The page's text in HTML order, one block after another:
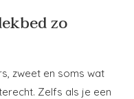
zo
zweet en soms wat
Zelfs als je een